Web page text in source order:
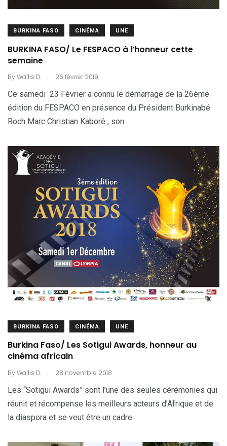
BURKINA FASO CINÉMA UNE
BURKINA FASO/ Le FESPACO à l’honneur cette
semaine
ByWallis D. . 26 février 2019
Ce samedi 23 Février a connu le démarrage de la 26ème
édition du FESPACO en présence du Président Burkinabé
Roch Marc Christian Kaboré , son
BURKINA FASO CINÉMA UNE
Burkina Faso/ Les Sotigui Awards, honneur au
cinéma africain
ByWallis D. . 28 novembre 2018
Les “Sotigui Awards” sont l’une des seules cérémonies qui
réunit et récompense les meilleurs acteurs d’Afrique et de
la diaspora et se veut être un cadre